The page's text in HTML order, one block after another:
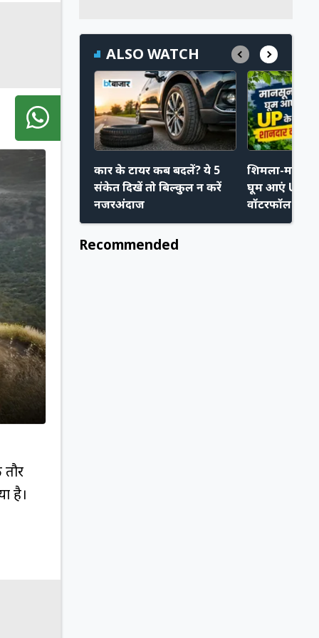
है।
ALSO WATCH
कार के टायर कब बदलें? ये 5
संकेत दिखें तो बिल्कुल न करें
नजरअंदाज
शिमला-
घूम आएं UP के
वॉटरफॉल
Recommended